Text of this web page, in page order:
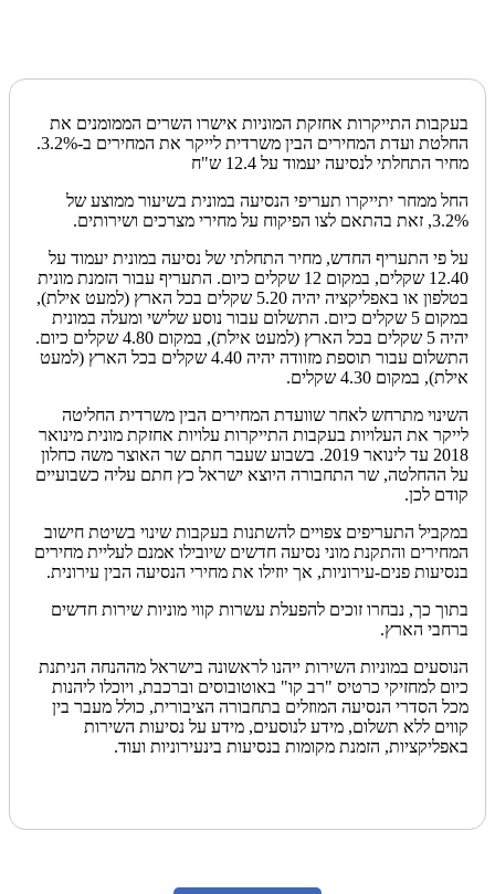
בעקבות התייקרות אחזקת המוניות אישרו השרים הממומנים את
החלטת ועדת המחירים הבין משרדית לייקר את המחירים ב-3.2%.
מחיר התחלתי לנסיעה יעמוד על 12.4 ש"ח
החל ממחר יתייקרו תעריפי הנסיעה במונית בשיעור ממוצע של
3.2%, זאת בהתאם לצו הפיקוח על מחירי מצרכים ושירותים.
על פי התעריף החדש, מחיר התחלתי של נסיעה במונית יעמוד על
12.40 שקלים, במקום 12 שקלים כיום. התעריף עבור הזמנת מונית
בטלפון או באפליקציה יהיה 5.20 שקלים בכל הארץ (למעט אילת),
במקום 5 שקלים כיום. התשלום עבור נוסע שלישי ומעלה במונית
יהיה 5 שקלים בכל הארץ (למעט אילת), במקום 4.80 שקלים כיום.
התשלום עבור תוספת מזוודה יהיה 4.40 שקלים בכל הארץ (למעט
אילת), במקום 4.30 שקלים.
השינוי מתרחש לאחר שוועדת המחירים הבין משרדית החליטה
לייקר את העלויות בעקבות התייקרות עלויות אחזקת מונית מינואר
2018 עד לינואר 2019. בשבוע שעבר חתם שר האוצר משה כחלון
על ההחלטה, שר התחבורה היוצא ישראל כץ חתם עליה כשבועיים
קודם לכן.
במקביל התעריפים צפויים להשתנות בעקבות שינוי בשיטת חישוב
המחירים והתקנת מוני נסיעה חדשים שיובילו אמנם לעליית מחירים
בנסיעות פנים-עירוניות, אך יוזילו את מחירי הנסיעה הבין עירונית.
בתוך כך, נבחרו זוכים להפעלת עשרות קווי מוניות שירות חדשים
ברחבי הארץ.
הנוסעים במוניות השירות ייהנו לראשונה בישראל מההנחה הניתנת
כיום למחזיקי כרטיס "רב קו" באוטובוסים וברכבת, ויוכלו ליהנות
מכל הסדרי הנסיעה המוזלים בתחבורה הציבורית, כולל מעבר בין
קווים ללא תשלום, מידע לנוסעים, מידע על נסיעות השירות
באפליקציות, הזמנת מקומות בנסיעות בינעירוניות ועוד.